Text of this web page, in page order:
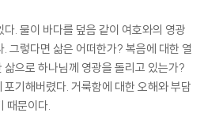
. 물이 바다를 덮음 같이 여호와의 영광
그렇다면 삶은 어떠한가? 복음에 대한 열
으로 하나님께 영광을 돌리고 있는가?
기해버렸다. 거룩함에 대한 오해와 부담
때문이다.